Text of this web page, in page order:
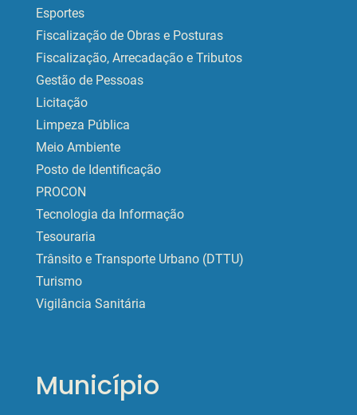
Esportes
Fiscalização de Obras e Posturas
Fiscalização, Arrecadação e Tributos
Gestão de Pessoas
Licitação
Limpeza Pública
Meio Ambiente
Posto de Identificação
PROCON
Tecnologia da Informação
Tesouraria
Trânsito e Transporte Urbano (DTTU)
Turismo
Vigilância Sanitária
Município